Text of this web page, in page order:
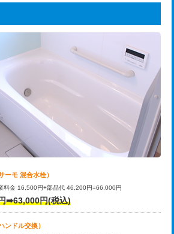
で
超え
33,000円
8,800円
処理・清掃・修
など（軽作業）
処理・清掃・修
など（中作業）
22,000円
処理・清掃・修
など（重作業）
33,000円
ーモ 混合水栓）
料金 16,500円+部品代 46,200円=66,000円
➡63,000円(税込)
ンドル交換）